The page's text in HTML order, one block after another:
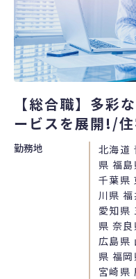
【総合職】多彩
ービスを展開!/住
勤務地
北海道
県 福
千葉県
川県
愛知県
県 奈
広島県
県 福
宮崎県